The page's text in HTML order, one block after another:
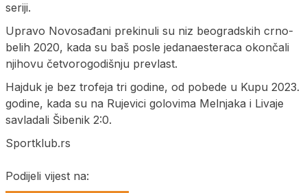
seriji.
Upravo Novosađani prekinuli su niz beogradskih crno-
belih 2020, kada su baš posle jedanaesteraca okončali
njihovu četvorogodišnju prevlast.
Hajduk je bez trofeja tri godine, od pobede u Kupu 2023.
godine, kada su na Rujevici golovima Melnjaka i Livaje
savladali Šibenik 2:0.
Sportklub.rs
Podijeli vijest na: